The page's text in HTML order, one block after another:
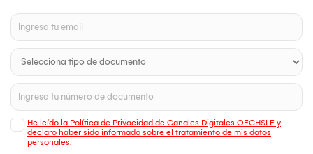
He leído la Política de Privacidad de Canales Digitales OECHSLE y
declaro haber sido informado sobre el tratamiento de mis datos
personales.